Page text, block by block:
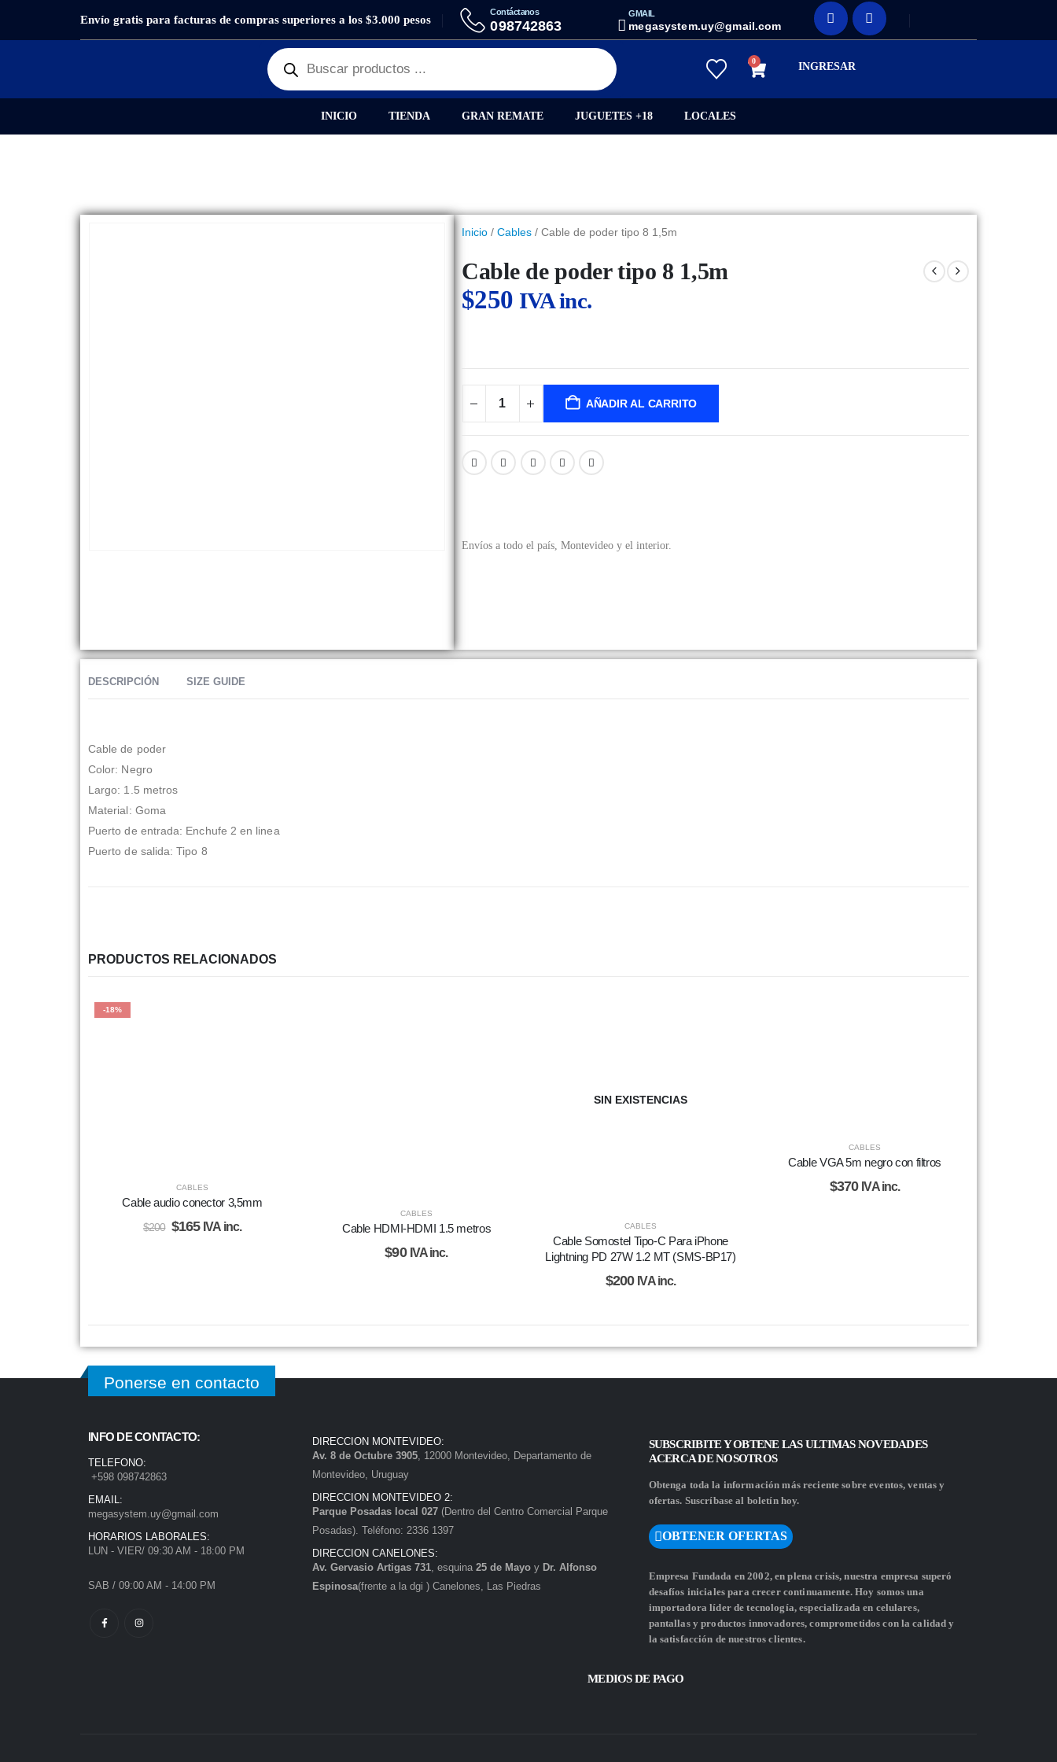
Envío gratis para facturas de compras superiores a los $3.000 pesos
Contáctanos
098742863
GMAIL
megasystem.uy@gmail.com
0 INGRESAR
INICIO TIENDA GRAN REMATE JUGUETES +18 LOCALES
PRODUCTOSCABLES CABLE DE PODER TIPO 8 1,5M
Inicio/ Cables/ Cable de poder tipo 8 1,5m
Cable de poder tipo 8 1,5m
$250 IVA inc.
AÑADIR AL CARRITO
Envíos a todo el país, Montevideo y el interior.
DESCRIPCIÓN SIZE GUIDE
Cable de poder
Color: Negro
Largo: 1.5 metros
Material: Goma
Puerto de entrada: Enchufe 2 en linea
Puerto de salida: Tipo 8
PRODUCTOS RELACIONADOS
-18%
CABLES
Cable audio conector 3,5mm
$200 $165 IVA inc.
CABLES
Cable HDMI-HDMI 1.5 metros
$90 IVA inc.
SIN EXISTENCIAS
CABLES
Cable Somostel Tipo-C Para iPhone
Lightning PD 27W 1.2 MT (SMS-BP17)
$200 IVA inc.
CABLES
Cable VGA 5m negro con filtros
$370 IVA inc.
Ponerse en contacto
INFO DE CONTACTO:
TELEFONO:
+598 098742863
EMAIL:
megasystem.uy@gmail.com
HORARIOS LABORALES:
LUN - VIER/ 09:30 AM - 18:00 PM
SAB / 09:00 AM - 14:00 PM
DIRECCION MONTEVIDEO:
Av. 8 de Octubre 3905 , 12000 Montevideo, Departamento de
Montevideo, Uruguay
DIRECCION MONTEVIDEO 2:
Parque Posadas local 027 (Dentro del Centro Comercial Parque
Posadas). Teléfono: 2336 1397
DIRECCION CANELONES:
Av. Gervasio Artigas 731 , esquina 25 de Mayo y Dr. Alfonso
Espinosa(frente a la dgi ) Canelones, Las Piedras
SUBSCRIBITE Y OBTENE LAS ULTIMAS NOVEDADES
ACERCA DE NOSOTROS
Obtenga toda la información más reciente sobre eventos, ventas y
ofertas. Suscríbase al boletín hoy.
OBTENER OFERTAS
Empresa Fundada en 2002, en plena crisis, nuestra empresa superó
desafíos iniciales para crecer continuamente. Hoy somos una
importadora líder de tecnología, especializada en celulares,
pantallas y productos innovadores, comprometidos con la calidad y
la satisfacción de nuestros clientes.
MEDIOS DE PAGO